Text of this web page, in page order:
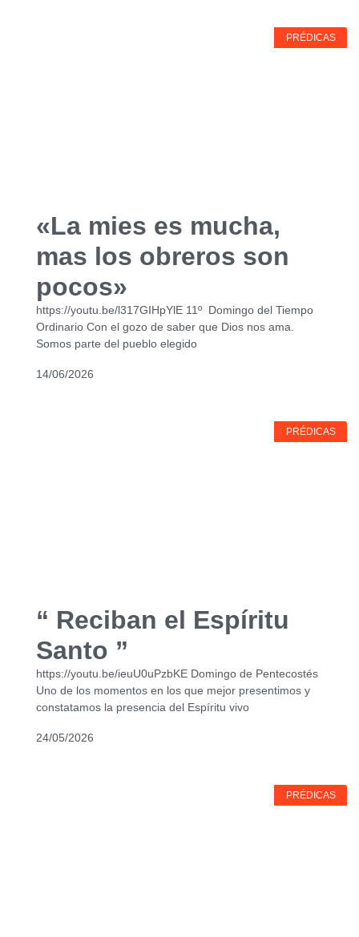
PRÉDICAS
«La mies es mucha,
mas los obreros son
pocos»
https://youtu.be/l317GIHpYlE 11º Domingo del Tiempo
Ordinario Con el gozo de saber que Dios nos ama.
Somos parte del pueblo elegido
14/06/2026
PRÉDICAS
“ Reciban el Espíritu
Santo ”
https://youtu.be/ieuU0uPzbKE Domingo de Pentecostés
Uno de los momentos en los que mejor presentimos y
constatamos la presencia del Espíritu vivo
24/05/2026
PRÉDICAS